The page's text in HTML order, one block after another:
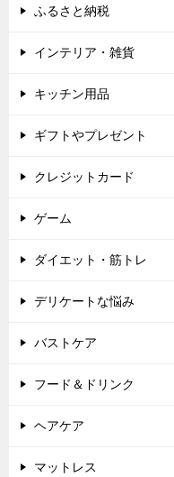
ふるさと納税
インテリア・雑貨
キッチン用品
ギフトやプレゼント
クレジットカード
ゲーム
ダイエット・筋トレ
デリケートな悩み
バストケア
フード＆ドリンク
ヘアケア
マットレス